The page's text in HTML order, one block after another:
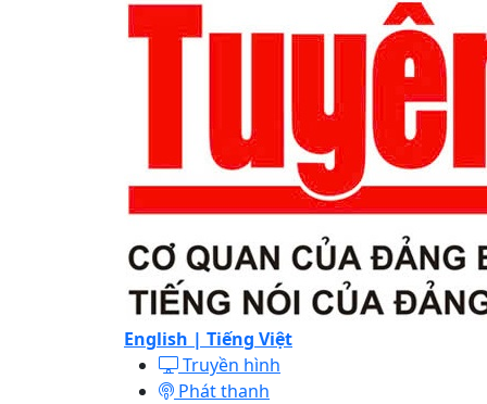
English | Tiếng Việt
Truyền hình
Phát thanh